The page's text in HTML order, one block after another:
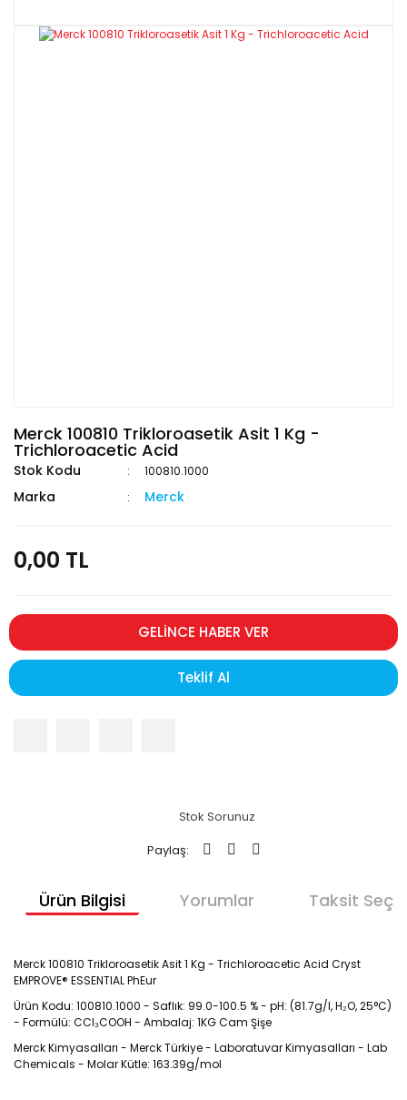
Merck 100810 Trikloroasetik Asit 1 Kg -
Trichloroacetic Acid
Stok Kodu 100810.1000
Marka Merck
0,00 TL
GELİNCE HABER VER
Teklif Al
Stok Sorunuz
Paylaş:
Ürün Bilgisi Yorumlar Taksit
Merck 100810 Trikloroasetik Asit 1 Kg - Trichloroacetic Acid Cryst
EMPROVE® ESSENTIAL PhEur
Ürün Kodu: 100810.1000 - Saflık: 99.0-100.5 % - pH: (81.7g/l, H₂O, 25°C)
- Formülü: CCl₃COOH - Ambalaj: 1KG Cam Şişe
Merck Kimyasalları - Merck Türkiye - Laboratuvar Kimyasalları - Lab
Chemicals - Molar Kütle: 163.39g/mol